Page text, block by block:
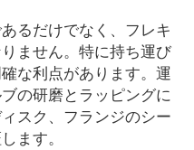
るだけでなく、フレキ
ません。特に持ち運び
な利点があります。運
の研磨とラッピングに
スク、フランジのシー
ます。